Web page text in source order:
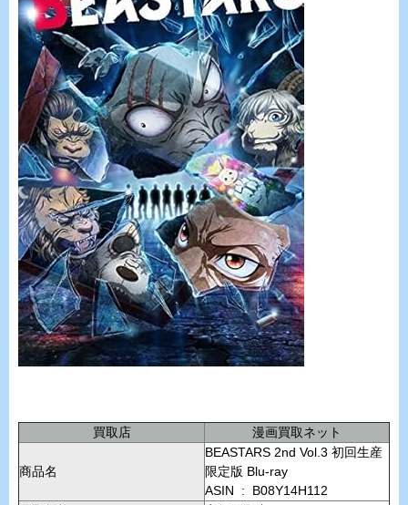
買取店 漫画買取ネット
商品名
BEASTARS 2nd Vol.3 初回生産
限定版 Blu-ray
ASIN ‏ : ‎ B08Y14H112